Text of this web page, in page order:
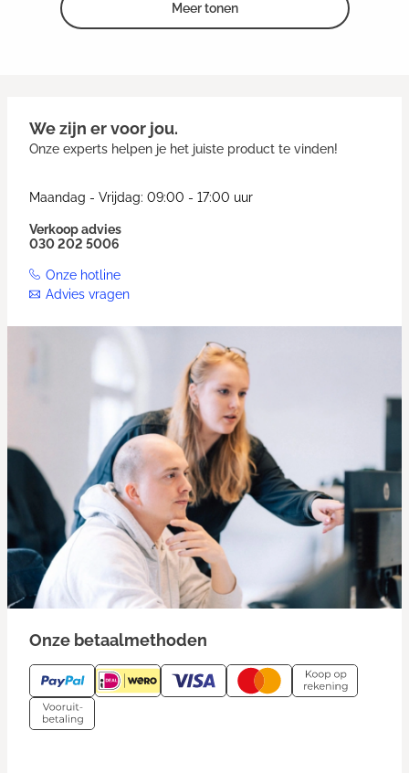
Meer tonen
We zijn er voor jou.
Onze experts helpen je het juiste product te vinden!
Maandag - Vrijdag: 09:00 - 17:00 uur
Verkoop advies
030 202 5006
Onze hotline
Advies vragen
Onze betaalmethoden